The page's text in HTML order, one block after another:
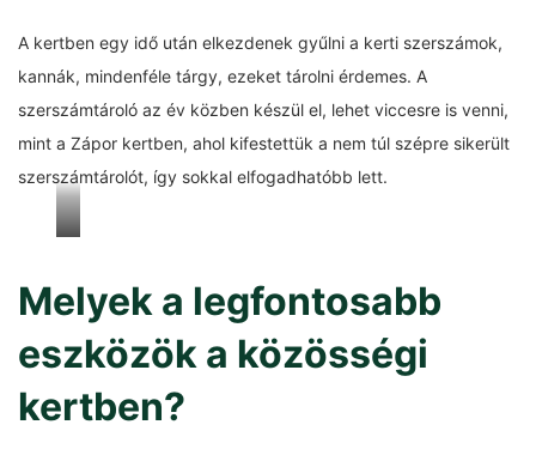
A kertben egy idő után elkezdenek gyűlni a kerti szerszámok,
kannák, mindenféle tárgy, ezeket tárolni érdemes. A
szerszámtároló az év közben készül el, lehet viccesre is venni,
mint a Zápor kertben, ahol kifestettük a nem túl szépre sikerült
szerszámtárolót, így sokkal elfogadhatóbb lett.
Zápor
–
szerszámtároló
festése
Melyek a legfontosabb
eszközök a közösségi
kertben?